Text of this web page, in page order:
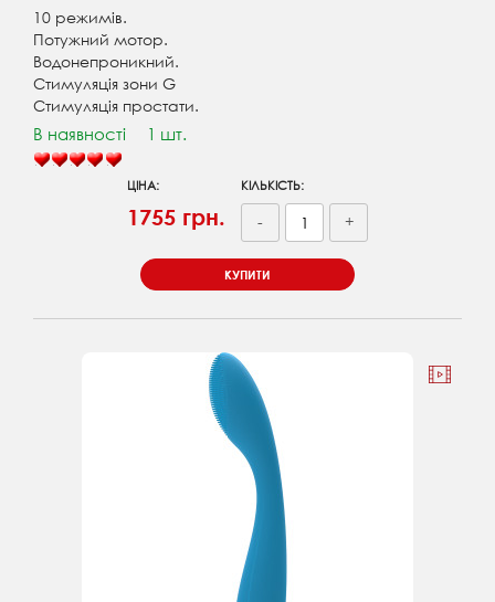
10 режимів.
Потужний мотор.
Водонепроникний.
Стимуляція зони G
Стимуляція простати.
В наявності 1 шт.
ЦІНА:
1755 грн.
КІЛЬКІСТЬ:
- +
КУПИТИ